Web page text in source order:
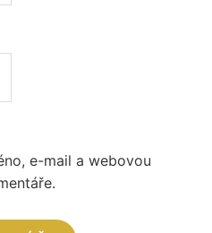
e-mail a webovou